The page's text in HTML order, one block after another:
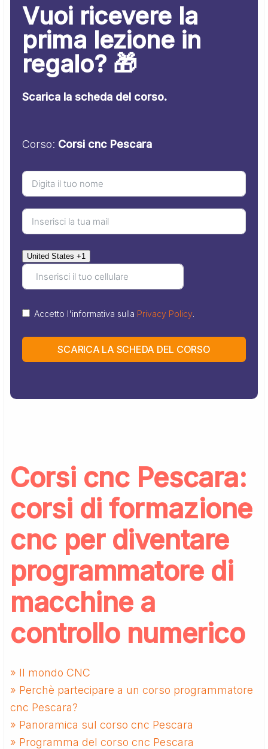
Vuoi ricevere la
prima lezione in
regalo? 🎁
Scarica la scheda del corso.
Corso: Corsi cnc Pescara
United States +1
Accetto l'informativa sulla Privacy Policy.
SCARICA LA SCHEDA DEL CORSO
Corsi cnc Pescara:
corsi di formazione
cnc per diventare
programmatore di
macchine a
controllo numerico
» Il mondo CNC
» Perchè partecipare a un corso programmatore
cnc Pescara?
» Panoramica sul corso cnc Pescara
» Programma del corso cnc Pescara